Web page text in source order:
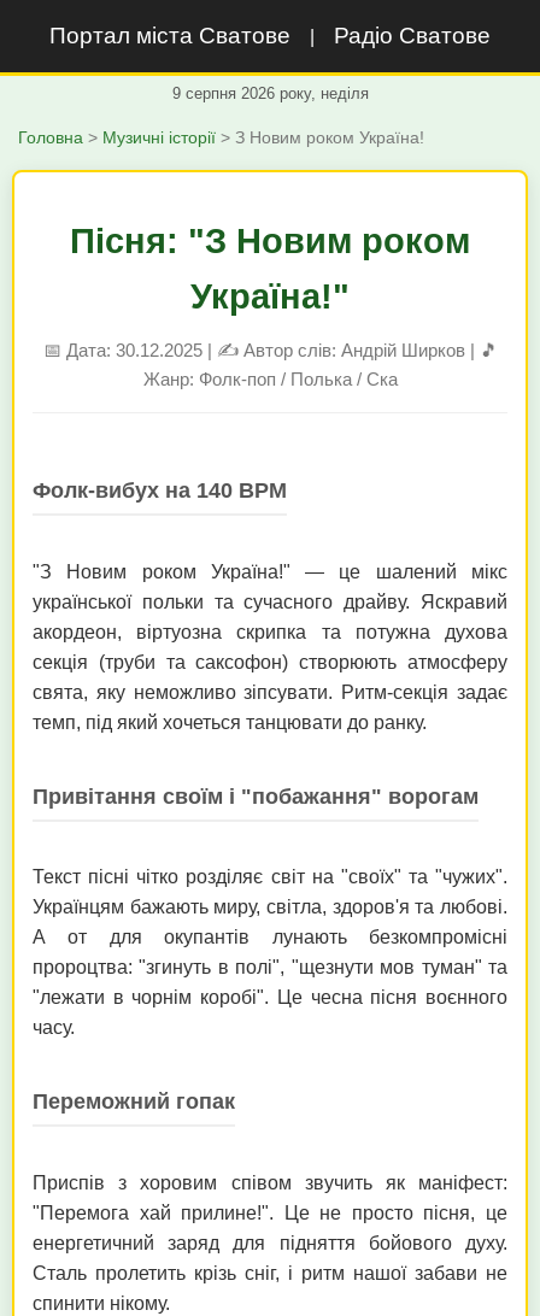
Портал міста Сватове Радіо Сватове
9 серпня 2026 року, неділя
Головна > Музичні історії > З Новим роком Україна!
Пісня: "З Новим роком
Україна!"
📅 Дата: 30.12.2025 | ✍️ Автор слів: Андрій Ширков | 🎵
Жанр: Фолк-поп / Полька / Ска
Фолк-вибух на 140 BPM
"З Новим роком Україна!" — це шалений мікс
української польки та сучасного драйву. Яскравий
акордеон, віртуозна скрипка та потужна духова
секція (труби та саксофон) створюють атмосферу
свята, яку неможливо зіпсувати. Ритм-секція задає
темп, під який хочеться танцювати до ранку.
Привітання своїм і "побажання" ворогам
Текст пісні чітко розділяє світ на "своїх" та "чужих".
Українцям бажають миру, світла, здоров'я та любові.
А от для окупантів лунають безкомпромісні
пророцтва: "згинуть в полі", "щезнути мов туман" та
"лежати в чорнім коробі". Це чесна пісня воєнного
часу.
Переможний гопак
Приспів з хоровим співом звучить як маніфест:
"Перемога хай прилине!". Це не просто пісня, це
енергетичний заряд для підняття бойового духу.
Сталь пролетить крізь сніг, і ритм нашої забави не
спинити нікому.